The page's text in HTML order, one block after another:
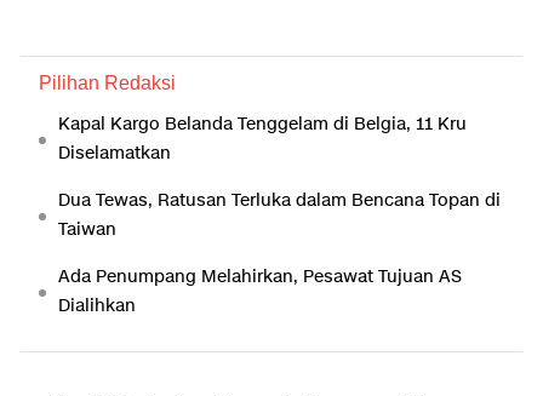
Pilihan Redaksi
Kapal Kargo Belanda Tenggelam di Belgia, 11 Kru
Diselamatkan
Dua Tewas, Ratusan Terluka dalam Bencana Topan di
Taiwan
Ada Penumpang Melahirkan, Pesawat Tujuan AS
Dialihkan